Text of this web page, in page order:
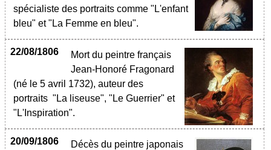
spécialiste des portraits comme "L'enfant
bleu" et "La Femme en bleu".
22/08/1806
Mort du peintre français
Jean-Honoré Fragonard
(né le 5 avril 1732), auteur des
portraits "La liseuse", "Le Guerrier" et
"L'Inspiration".
20/09/1806
Décès du peintre japonais